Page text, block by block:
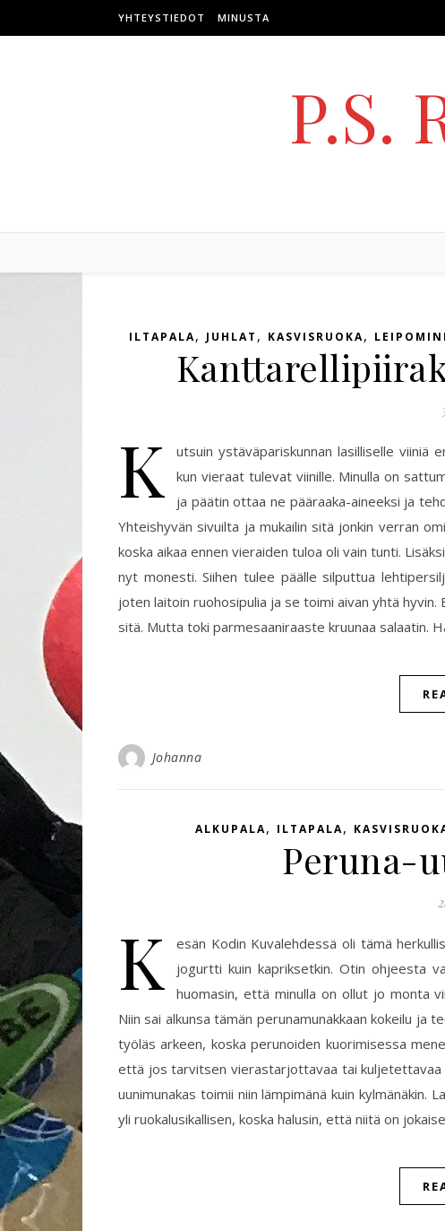
YHTEYSTIEDOT MINUSTA
P.S.
ILTAPALA, JUHLAT , KASVISRUOKA,
K
utsuin ystäväpariskunnan lasilliselle viiniä
kun vieraat tulevat viinille. Minulla on
ja päätin ottaa ne pääraaka-aineeksi ja
Yhteishyvän sivuilta ja mukailin sitä jonkin verran
koska aikaa ennen vieraiden tuloa oli vain tunti.
nyt monesti. Siihen tulee päälle silputtua
joten laitoin ruohosipulia ja se toimi aivan yhtä
sitä. Mutta toki parmesaaniraaste kruunaa salaatin.
Johanna
ALKUPALA, ILTAPALA,
Peruna-
K
esän Kodin Kuvalehdessä oli tämä
jogurtti kuin kapriksetkin. Otin ohjeesta
huomasin, että minulla on ollut jo monta
Niin sai alkunsa tämän perunamunakkaan kokeilu ja
työläs arkeen, koska perunoiden kuorimisessa
että jos tarvitsen vierastarjottavaa tai kuljetettavaa
uunimunakas toimii niin lämpimänä kuin kylmänäkin.
yli ruokalusikallisen, koska halusin, että niitä on